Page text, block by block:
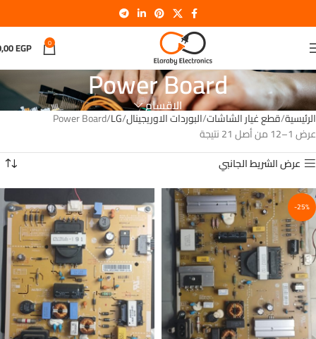
0
EGP
Power Board
الاقسام
الرئيسية قطع غيار الشاشات البوردات الاوريجينال LG
Power Board
عرض 1–12 من أصل 21 نتيجة
عرض الشريط الجانبي
-25%